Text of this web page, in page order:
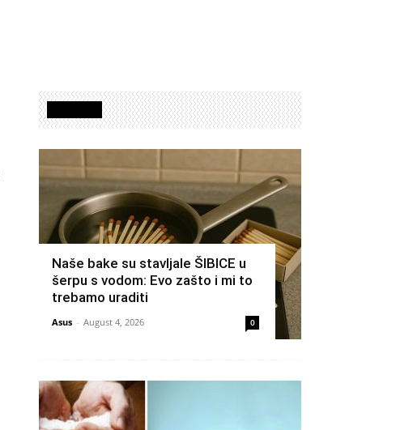
Naše bake su stavljale ŠIBICE u
šerpu s vodom: Evo zašto i mi to
trebamo uraditi
Asus - August 4, 2026 0